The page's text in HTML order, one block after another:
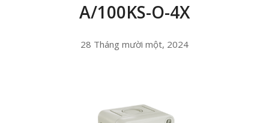
A/100KS-O-4X
28 Tháng mười một, 2024